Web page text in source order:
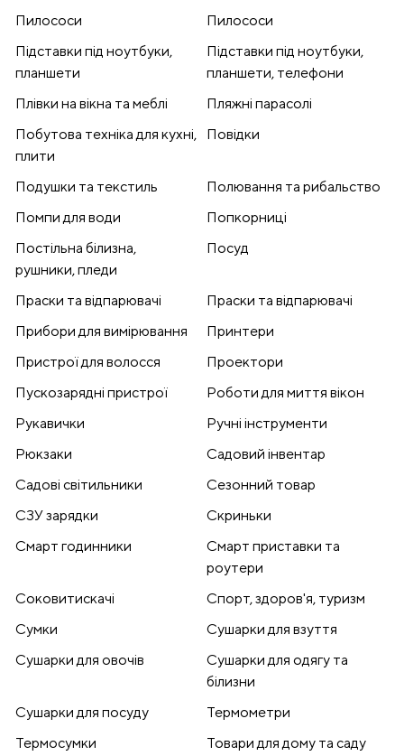
Пилососи
Пилососи
Підставки під ноутбуки,
планшети
Підставки під ноутбуки,
планшети, телефони
Плівки на вікна та меблі
Пляжні парасолі
Побутова техніка для кухні,
плити
Повідки
Подушки та текстиль
Полювання та рибальство
Помпи для води
Попкорниці
Постільна білизна,
рушники, пледи
Посуд
Праски та відпарювачі
Праски та відпарювачі
Прибори для вимірювання
Принтери
Пристрої для волосся
Проектори
Пускозарядні пристрої
Роботи для миття вікон
Рукавички
Ручні інструменти
Рюкзаки
Садовий інвентар
Садові світильники
Сезонний товар
СЗУ зарядки
Скриньки
Смарт годинники
Смарт приставки та
роутери
Соковитискачі
Спорт, здоров'я, туризм
Сумки
Сушарки для взуття
Сушарки для овочів
Сушарки для одягу та
білизни
Сушарки для посуду
Термометри
Термосумки
Товари для дому та саду